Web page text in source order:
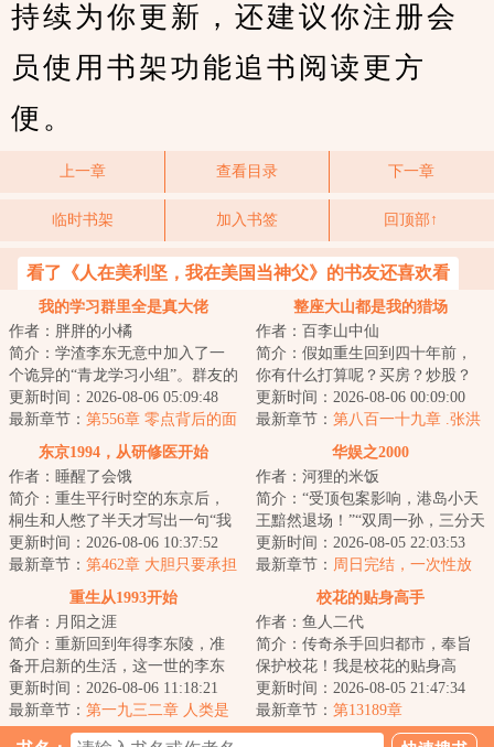
持续为你更新，还建议你注册会
员使用书架功能追书阅读更方
便。
上一章 查看目录 下一章
临时书架 加入书签 回顶部↑
看了《人在美利坚，我在美国当神父》的书友还喜欢看
我的学习群里全是真大佬
作者：胖胖的小橘
简介：学渣李东无意中加入了一
个诡异的“青龙学习小组”。群友的
名字都十分复古，像是什么“艾萨
克·牛顿...
更新时间：2026-08-06 05:09:48
最新章节： 第556章 零点背后的面
（万字）
整座大山都是我的猎场
作者：百李山中仙
简介：假如重生回到四十年前，
你有什么打算呢？买房？炒股？
屯古董？捣腾国债卷？……不！
赵军觉得只要自...
更新时间：2026-08-06 00:09:00
最新章节： 第八百一十九章 .张洪
财携款潜逃 有财秘传赵家枪
东京1994，从研修医开始
作者：睡醒了会饿
简介：重生平行时空的东京后，
桐生和人憋了半天才写出一句“我
的高中成绩并不理想”，无奈之
下，只能弃文...
更新时间：2026-08-06 10:37:52
最新章节： 第462章 大胆只要承担
华娱之2000
作者：河狸的米饭
简介：“受顶包案影响，港岛小天
王黯然退场！”“双周一孙，三分天
下，华语乐坛新势力！”“新时代华
语乐...
更新时间：2026-08-05 22:03:53
最新章节： 周日完结，一次性放
重生从1993开始
作者：月阳之涯
简介：重新回到年得李东陵，准
备开启新的生活，这一世的李东
陵，决定过好自己的生活，也要
做自己想做的事...
更新时间：2026-08-06 11:18:21
最新章节： 第一九三二章 人类是
挡不住送鸡蛋诱惑的
校花的贴身高手
作者：鱼人二代
简介：传奇杀手回归都市，奉旨
保护校花！我是校花的贴身高
手，你们最好离我远一点，不然
大小姐又要吃醋了...
更新时间：2026-08-05 21:47:34
最新章节： 第13189章